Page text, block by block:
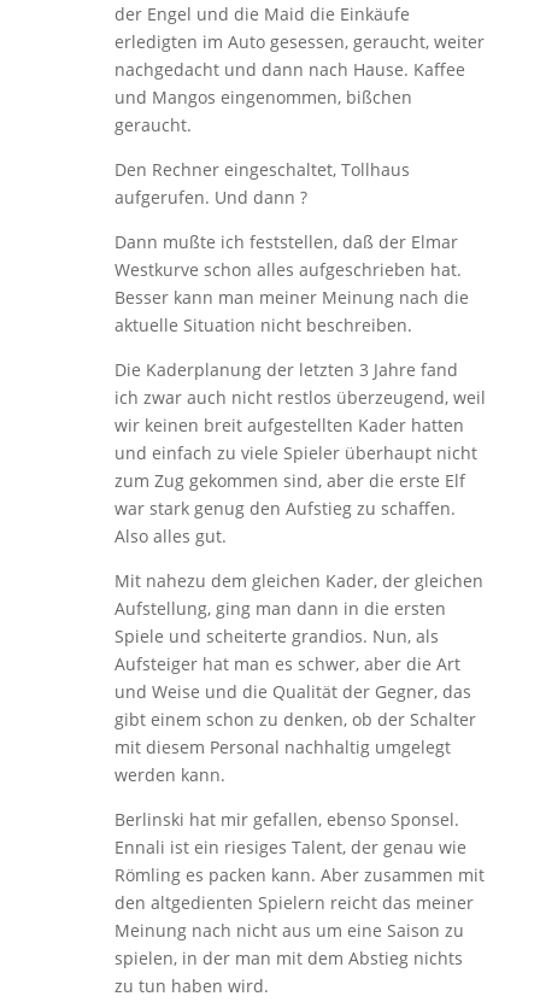
der Engel und die Maid die Einkäufe
erledigten im Auto gesessen, geraucht, weiter
nachgedacht und dann nach Hause. Kaffee
und Mangos eingenommen, bißchen
geraucht.
Den Rechner eingeschaltet, Tollhaus
aufgerufen. Und dann ?
Dann mußte ich feststellen, daß der Elmar
Westkurve schon alles aufgeschrieben hat.
Besser kann man meiner Meinung nach die
aktuelle Situation nicht beschreiben.
Die Kaderplanung der letzten 3 Jahre fand
ich zwar auch nicht restlos überzeugend, weil
wir keinen breit aufgestellten Kader hatten
und einfach zu viele Spieler überhaupt nicht
zum Zug gekommen sind, aber die erste Elf
war stark genug den Aufstieg zu schaffen.
Also alles gut.
Mit nahezu dem gleichen Kader, der gleichen
Aufstellung, ging man dann in die ersten
Spiele und scheiterte grandios. Nun, als
Aufsteiger hat man es schwer, aber die Art
und Weise und die Qualität der Gegner, das
gibt einem schon zu denken, ob der Schalter
mit diesem Personal nachhaltig umgelegt
werden kann.
Berlinski hat mir gefallen, ebenso Sponsel.
Ennali ist ein riesiges Talent, der genau wie
Römling es packen kann. Aber zusammen mit
den altgedienten Spielern reicht das meiner
Meinung nach nicht aus um eine Saison zu
spielen, in der man mit dem Abstieg nichts
zu tun haben wird.